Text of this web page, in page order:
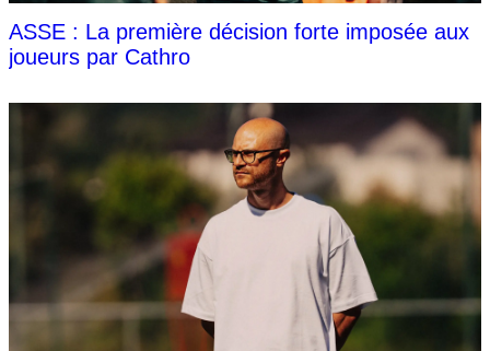
ASSE : La première décision forte imposée aux
joueurs par Cathro